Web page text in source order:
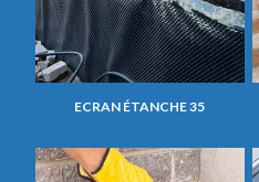
ECRAN ÉTANCHE 35